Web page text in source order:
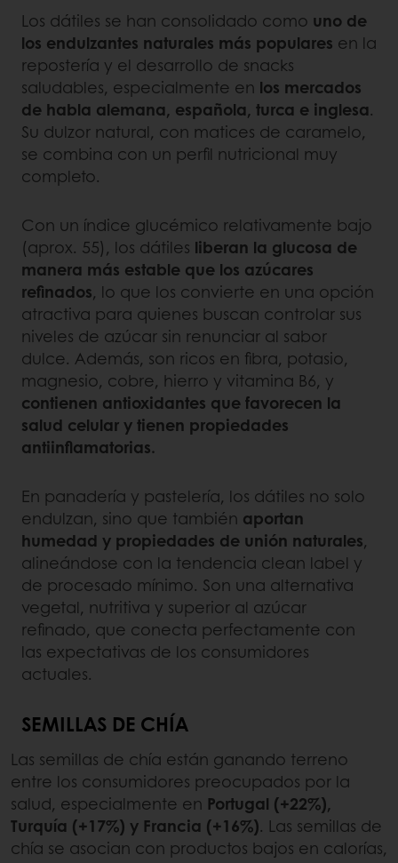
Los dátiles se han consolidado como uno de
los endulzantes naturales más populares en la
repostería y el desarrollo de snacks
saludables, especialmente en los mercados
de habla alemana, española, turca e inglesa.
Su dulzor natural, con matices de caramelo,
se combina con un perfil nutricional muy
completo.
Con un índice glucémico relativamente bajo
(aprox. 55), los dátiles liberan la glucosa de
manera más estable que los azúcares
refinados, lo que los convierte en una opción
atractiva para quienes buscan controlar sus
niveles de azúcar sin renunciar al sabor
dulce. Además, son ricos en fibra, potasio,
magnesio, cobre, hierro y vitamina B6, y
contienen antioxidantes que favorecen la
salud celular y tienen propiedades
antiinflamatorias.
En panadería y pastelería, los dátiles no solo
endulzan, sino que también aportan
humedad y propiedades de unión naturales,
alineándose con la tendencia clean label y
de procesado mínimo. Son una alternativa
vegetal, nutritiva y superior al azúcar
refinado, que conecta perfectamente con
las expectativas de los consumidores
actuales.
SEMILLAS DE CHÍA
Las semillas de chía están ganando terreno
entre los consumidores preocupados por la
salud, especialmente en Portugal (+22%),
Turquía (+17%) y Francia (+16%). Las semillas de
chía se asocian con productos bajos en calorías,